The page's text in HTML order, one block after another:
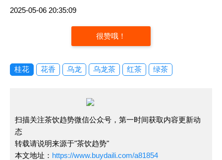
2025-05-06 20:35:09
很赞哦！
桂花 花香 乌龙 乌龙茶 红茶 绿茶
扫描关注茶饮趋势微信公众号，第一时间获取内容更新动
态
转载请说明来源于"茶饮趋势"
本文地址： https://www.buydaili.com/a81854